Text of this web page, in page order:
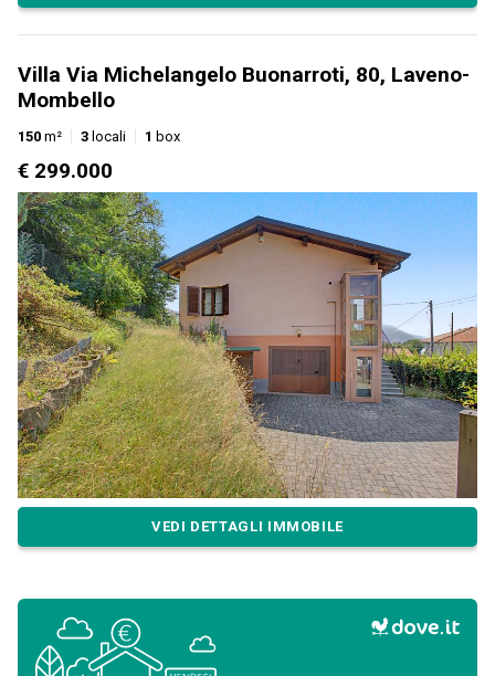
Villa Via Michelangelo Buonarroti, 80, Laveno-
Mombello
150 m² 3 locali 1 box
€ 299.000
VEDI DETTAGLI IMMOBILE